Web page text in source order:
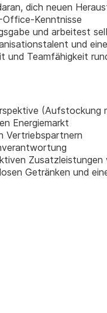
dich neuen
Kenntnisse
und arbeitest
und
und Teamfähigkeit
(Aufstockung
Energiemarkt
Vertriebspartnern
Zusatzleistungen
Getränken und